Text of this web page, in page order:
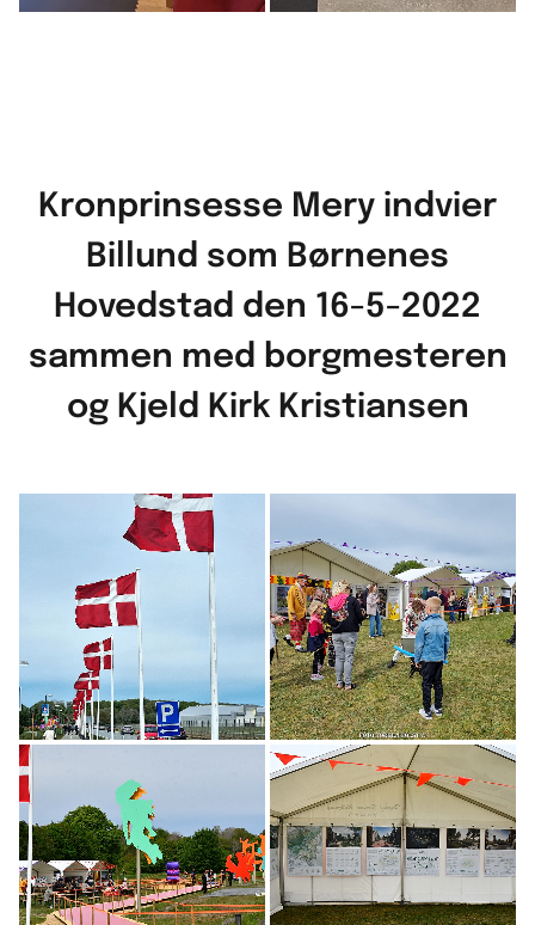
Kronprinsesse Mery indvier
Billund som Børnenes
Hovedstad den 16-5-2022
sammen med borgmesteren
og Kjeld Kirk Kristiansen